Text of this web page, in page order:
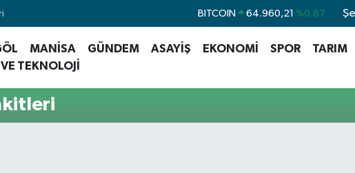
BITCOIN 64.960,21 %0.87
STERLİN 64,4811 %0.38
MANİSA GÜNDEM ASAYİŞ EKONOMİ SPOR TARIM
TEKNOLOJİ